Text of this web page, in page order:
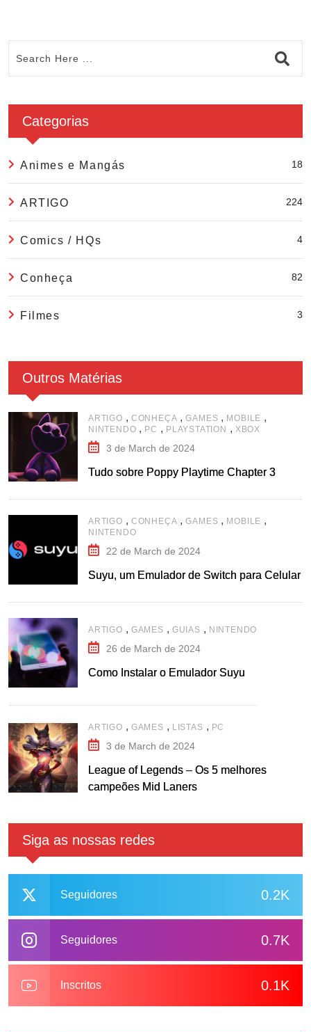
Categorias
Animes e Mangás 18
ARTIGO 224
Comics / HQs 4
Conheça 82
Filmes 3
Outros Matérias
ARTIGO , CONHEÇA ,GAMES , MOBILE ,
NINTENDO , PC , PLAYSTATION , XBOX
3 de March de 2024
Tudo sobre Poppy Playtime Chapter 3
ARTIGO , CONHEÇA ,GAMES , MOBILE ,
NINTENDO
22 de March de 2024
Suyu, um Emulador de Switch para Celular
ARTIGO , GAMES , GUIAS , NINTENDO
26 de March de 2024
Como Instalar o Emulador Suyu
ARTIGO , GAMES , LISTAS , PC
3 de March de 2024
League of Legends – Os 5 melhores
campeões Mid Laners
Siga as nossas redes
0.2K
Seguidores
0.7K
Seguidores
0.1K
Inscritos